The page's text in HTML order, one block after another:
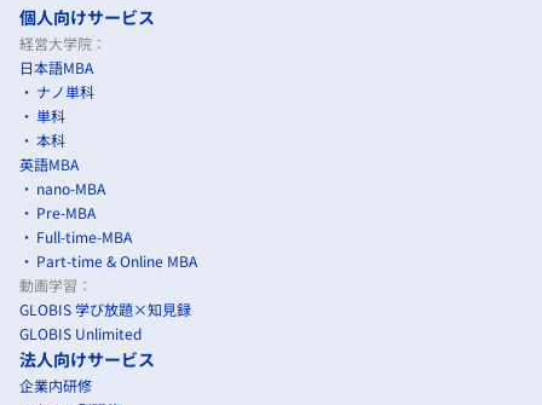
個人向けサービス
経営大学院：
日本語MBA
ナノ単科
単科
本科
英語MBA
nano-MBA
Pre-MBA
Full-time-MBA
Part-time & Online MBA
動画学習：
GLOBIS 学び放題×知見録
GLOBIS Unlimited
法人向けサービス
企業内研修